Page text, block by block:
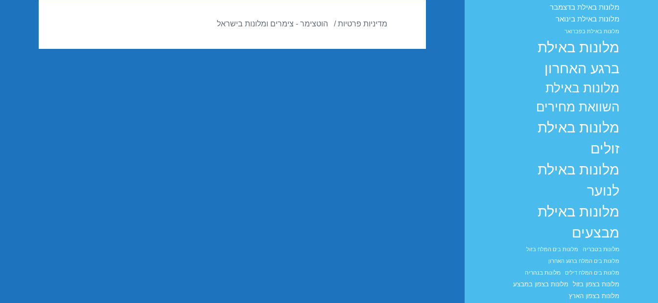
מלונות באילת בדצמבר
מלונות באילת בינואר
מלונות באילת בפברואר
מלונות באילת
ברגע האחרון
מלונות באילת
השוואת מחירים
מלונות באילת
זולים
מלונות באילת
לנוער
מלונות באילת
מבצעים
מלונות בטבריה
מלונות בים המלח בזול
מלונות בים המלח ברגע האחרון
מלונות בים המלח דילים
מלונות בנהריה
מלונות בצפון בזול
מלונות בצפון במבצע
מלונות בצפון הארץ
מדיניות פרטיות הוטצימר - צימרים ומלונות בישראל